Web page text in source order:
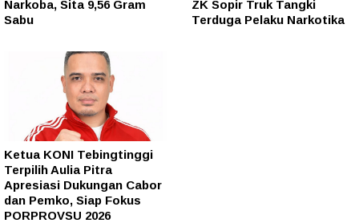
Narkoba, Sita 9,56 Gram
Sabu
ZK Sopir Truk Tangki
Terduga Pelaku Narkotika
Ketua KONI Tebingtinggi
Terpilih Aulia Pitra
Apresiasi Dukungan Cabor
dan Pemko, Siap Fokus
PORPROVSU 2026